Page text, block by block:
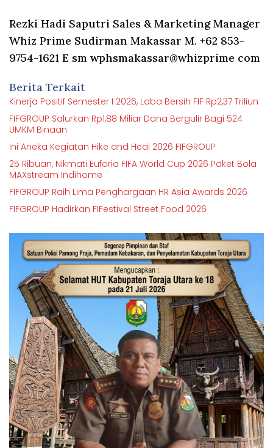
Rezki Hadi Saputri Sales & Marketing Manager
Whiz Prime Sudirman Makassar M. +62 853-
9754-1621 E sm wphsmakassar@whizprime com
Berita Terkait
Kinerja Positif Semester I 2026, Laba Bersih FIF Rp2,37 Triliun
FIFGROUP Salurkan Rp1,88 Miliar Dana Bergulir Bagi 524
UMKM Binaan
Ini Aneka Kegiatan Hike and Heal 2026 FIFGROUP
25 Ribuan, Nikmati Euforia FIFA World Cup 2026 Paket Bola
MAXstream Indihome
FIFGROUP Raih Lima Penghargaan HR Asia Awards 2026
FIFGROUP Hadirkan FIFestival Street Food 2026